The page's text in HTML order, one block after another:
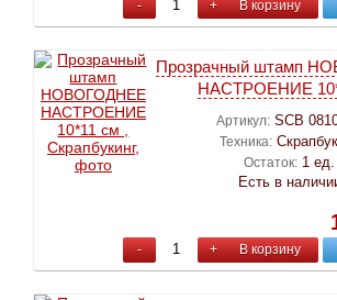
- + В корзину
Прозрачный штамп
НАСТРОЕНИЕ
Артикул: SCB
Техника:
Остаток: 1 ед.
Есть в
- + В корзину